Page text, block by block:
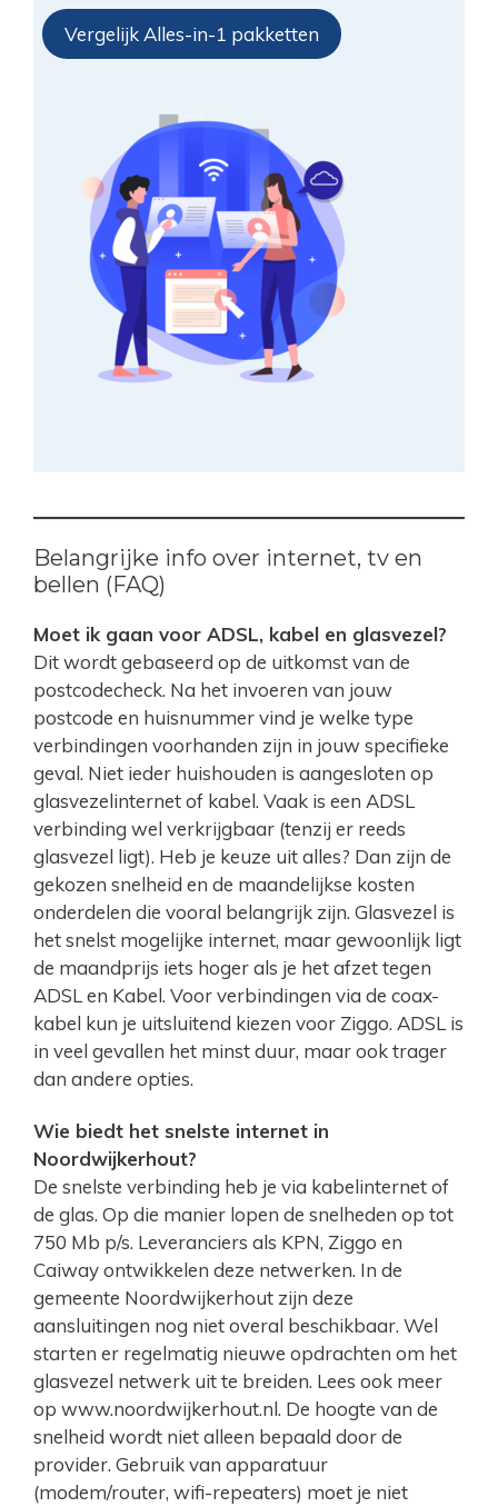
Vergelijk Alles-in-1 pakketten
Belangrijke info over internet, tv en
bellen (FAQ)
Moet ik gaan voor ADSL, kabel en glasvezel?
Dit wordt gebaseerd op de uitkomst van de
postcodecheck. Na het invoeren van jouw
postcode en huisnummer vind je welke type
verbindingen voorhanden zijn in jouw specifieke
geval. Niet ieder huishouden is aangesloten op
glasvezelinternet of kabel. Vaak is een ADSL
verbinding wel verkrijgbaar (tenzij er reeds
glasvezel ligt). Heb je keuze uit alles? Dan zijn de
gekozen snelheid en de maandelijkse kosten
onderdelen die vooral belangrijk zijn. Glasvezel is
het snelst mogelijke internet, maar gewoonlijk ligt
de maandprijs iets hoger als je het afzet tegen
ADSL en Kabel. Voor verbindingen via de coax-
kabel kun je uitsluitend kiezen voor Ziggo. ADSL is
in veel gevallen het minst duur, maar ook trager
dan andere opties.
Wie biedt het snelste internet in
Noordwijkerhout?
De snelste verbinding heb je via kabelinternet of
de glas. Op die manier lopen de snelheden op tot
750 Mb p/s. Leveranciers als KPN, Ziggo en
Caiway ontwikkelen deze netwerken. In de
gemeente Noordwijkerhout zijn deze
aansluitingen nog niet overal beschikbaar. Wel
starten er regelmatig nieuwe opdrachten om het
glasvezel netwerk uit te breiden. Lees ook meer
op www.noordwijkerhout.nl. De hoogte van de
snelheid wordt niet alleen bepaald door de
provider. Gebruik van apparatuur
(modem/router, wifi-repeaters) moet je niet